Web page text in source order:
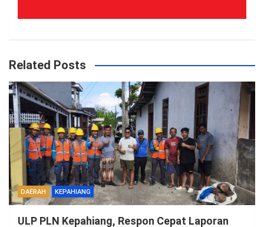
Related Posts
DAERAH KEPAHIANG
ULP PLN Kepahiang, Respon Cepat Laporan